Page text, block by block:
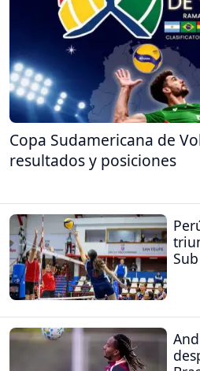
Copa Sudamericana de
resultados y posiciones